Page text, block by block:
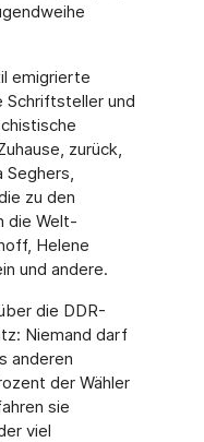
emigrierte
Schriftsteller und
zurück,
Seghers,
zu den
die Welt-
Helene
und andere.
die DDR-
Niemand darf
anderen
der Wähler
sie
viel